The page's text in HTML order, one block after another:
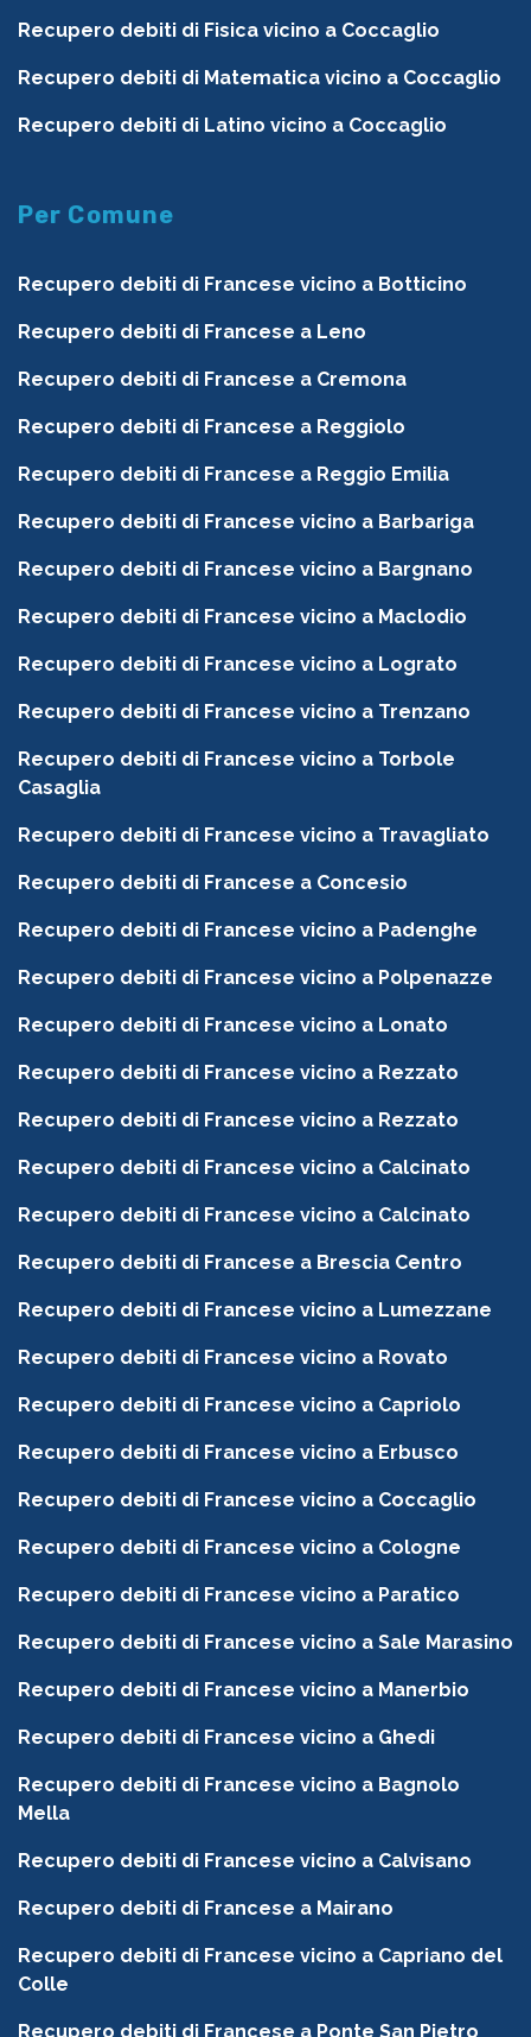
Recupero debiti di Fisica vicino a Coccaglio
Recupero debiti di Matematica vicino a Coccaglio
Recupero debiti di Latino vicino a Coccaglio
Per Comune
Recupero debiti di Francese vicino a Botticino
Recupero debiti di Francese a Leno
Recupero debiti di Francese a Cremona
Recupero debiti di Francese a Reggiolo
Recupero debiti di Francese a Reggio Emilia
Recupero debiti di Francese vicino a Barbariga
Recupero debiti di Francese vicino a Bargnano
Recupero debiti di Francese vicino a Maclodio
Recupero debiti di Francese vicino a Lograto
Recupero debiti di Francese vicino a Trenzano
Recupero debiti di Francese vicino a Torbole
Casaglia
Recupero debiti di Francese vicino a Travagliato
Recupero debiti di Francese a Concesio
Recupero debiti di Francese vicino a Padenghe
Recupero debiti di Francese vicino a Polpenazze
Recupero debiti di Francese vicino a Lonato
Recupero debiti di Francese vicino a Rezzato
Recupero debiti di Francese vicino a Rezzato
Recupero debiti di Francese vicino a Calcinato
Recupero debiti di Francese vicino a Calcinato
Recupero debiti di Francese a Brescia Centro
Recupero debiti di Francese vicino a Lumezzane
Recupero debiti di Francese vicino a Rovato
Recupero debiti di Francese vicino a Capriolo
Recupero debiti di Francese vicino a Erbusco
Recupero debiti di Francese vicino a Coccaglio
Recupero debiti di Francese vicino a Cologne
Recupero debiti di Francese vicino a Paratico
Recupero debiti di Francese vicino a Sale Marasino
Recupero debiti di Francese vicino a Manerbio
Recupero debiti di Francese vicino a Ghedi
Recupero debiti di Francese vicino a Bagnolo
Mella
Recupero debiti di Francese vicino a Calvisano
Recupero debiti di Francese a Mairano
Recupero debiti di Francese vicino a Capriano del
Colle
Recupero debiti di Francese a Ponte San Pietro